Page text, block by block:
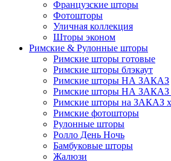
Французские шторы
Фотошторы
Уличная коллекция
Шторы эконом
Римские & Рулонные шторы
Римские шторы готовые
Римские шторы блэкаут
Римские шторы НА ЗАКАЗ
Римские шторы НА ЗАКАЗ
Римские шторы на ЗАКАЗ
Римские фотошторы
Рулонные шторы
Ролло День Ночь
Бамбуковые шторы
Жалюзи